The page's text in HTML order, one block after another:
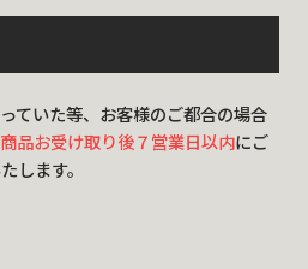
ていた等、お客様のご都合の場合
商品お受け取り後７営業日以内にご
します。